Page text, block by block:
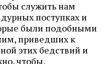
служить нам
поступках и
были подобными
приведших к
этих бедствий и
чтобы,